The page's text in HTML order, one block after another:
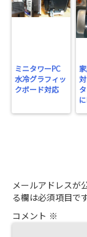
ミニタワーPC
水冷グラフィッ
クボード対応
メールアドレスが
る欄は必須項目で
コメント ※